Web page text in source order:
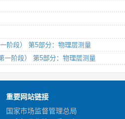
阶段） 第5部分：物理层测量
一阶段） 第5部分：物理层测量
重要网站链接
国家市场监督管理总局